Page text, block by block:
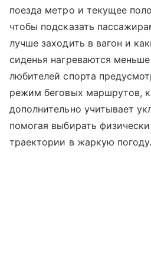
поезда метро и текущее
чтобы подсказать
лучше заходить в вагон и
сиденья нагреваются
любителей спорта
режим беговых маршрутов,
дополнительно учитывает
помогая выбирать
траектории в жаркую погоду.